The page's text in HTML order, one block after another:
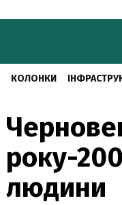
КОЛОНКИ
року-
людини